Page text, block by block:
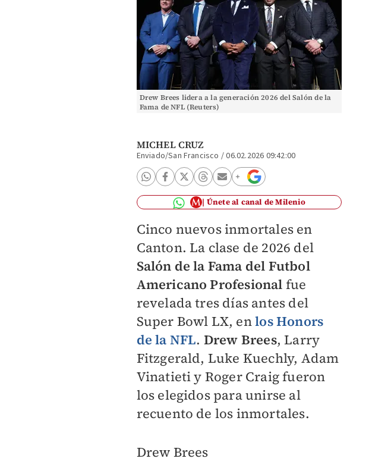
Drew Brees lidera a la generación 2026 del Salón de la
Fama de NFL (Reuters)
MICHEL CRUZ
Enviado/San Francisco /06.02.2026 09:42:00
Únete al canal de Milenio
Cinco nuevos inmortales en
Canton. La clase de 2026 del
Salón de la Fama del Futbol
Americano Profesional fue
revelada tres días antes del
Super Bowl LX, enlos Honors
de la NFL. Drew Brees, Larry
Fitzgerald, Luke Kuechly, Adam
Vinatieti y Roger Craig fueron
los elegidos para unirse al
recuento de los inmortales.
Drew Brees